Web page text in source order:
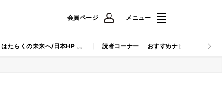
会員ページ メニュー
はたらくの未来へ/日本HP 読者コーナー おすすめナビ マイナビ